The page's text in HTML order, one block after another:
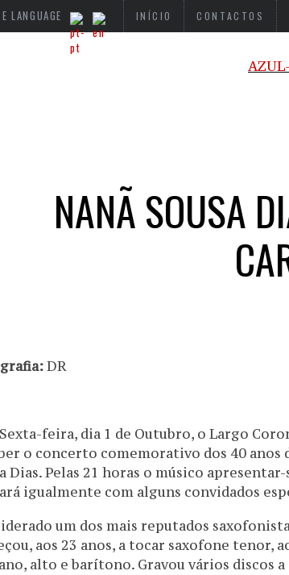
LANGUAGE INÍCIO CONTACTOS
NANÃ SOUSA
DR
feira, dia 1 de Outubro, o Largo
o concerto comemorativo dos 40 anos
Dias. Pelas 21 horas o músico
igualmente com alguns convidados
um dos mais reputados
aos 23 anos, a tocar saxofone tenor,
alto e barítono. Gravou vários discos